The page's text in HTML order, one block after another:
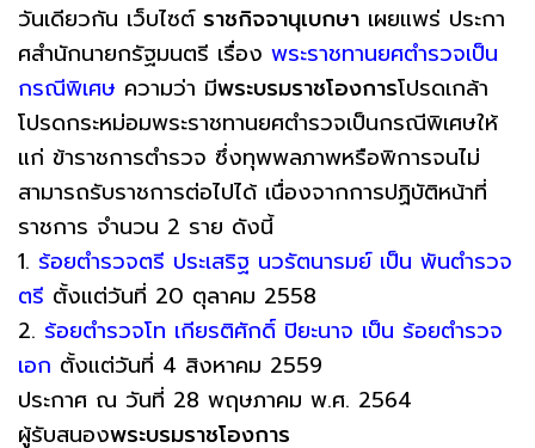
วันเดียวกัน เว็บไซต์ ราชกิจจานุเบกษา เผยแพร่ ประกา
ศสํานักนายกรัฐมนตรี เรื่อง พระราชทานยศตํารวจเป็น
กรณีพิเศษ ความว่า มีพระบรมราชโองการโปรดเกล้า
โปรดกระหม่อมพระราชทานยศตํารวจเป็นกรณีพิเศษให้
แก่ ข้าราชการตํารวจ ซึ่งทุพพลภาพหรือพิการจนไม่
สามารถรับราชการต่อไปได้ เนื่องจากการปฏิบัติหน้าที่
ราชการ จํานวน 2 ราย ดังนี้
1. ร้อยตํารวจตรี ประเสริฐ นวรัตนารมย์ เป็น พันตํารวจ
ตรี ตั้งแต่วันที่ 20 ตุลาคม 2558
2. ร้อยตํารวจโท เกียรติศักดิ์ ปิยะนาจ เป็น ร้อยตํารวจ
เอก ตั้งแต่วันที่ 4 สิงหาคม 2559
ประกาศ ณ วันที่ 28 พฤษภาคม พ.ศ. 2564
ผู้รับสนองพระบรมราชโองการ